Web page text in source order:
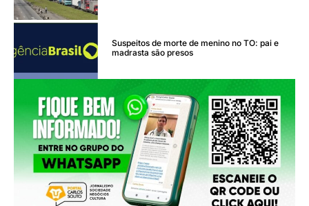
Suspeitos de morte de menino no TO: pai e
madrasta são presos